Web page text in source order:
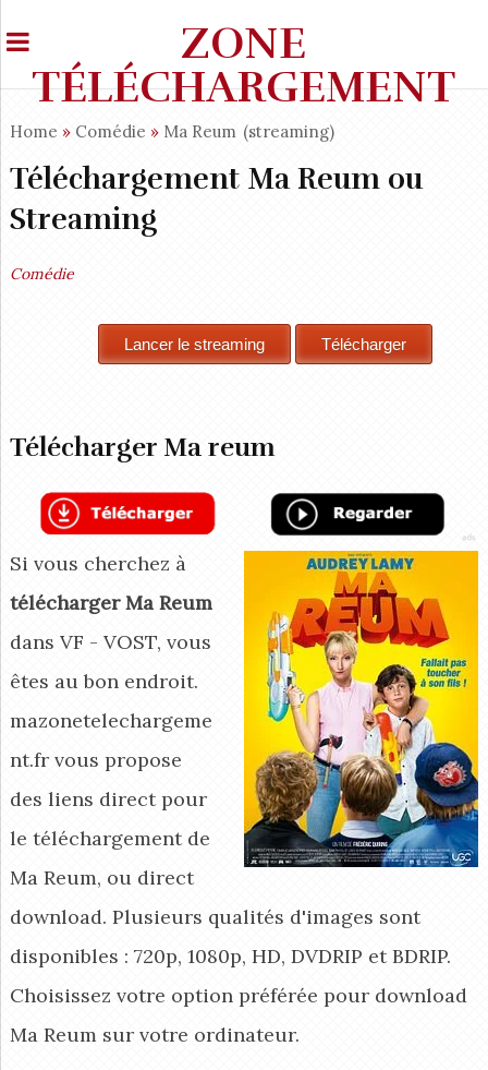
ZONE
TÉLÉCHARGEMENT
Home » Comédie » Ma Reum (streaming)
Téléchargement Ma Reum ou
Streaming
Comédie
Télécharger Ma reum
Si vous cherchez à
télécharger Ma Reum
dans VF - VOST, vous
êtes au bon endroit.
mazonetelechargeme
nt.fr vous propose
des liens direct pour
le téléchargement de
Ma Reum, ou direct
download. Plusieurs qualités d'images sont
disponibles : 720p, 1080p, HD, DVDRIP et BDRIP.
Choisissez votre option préférée pour download
Ma Reumsur votre ordinateur.